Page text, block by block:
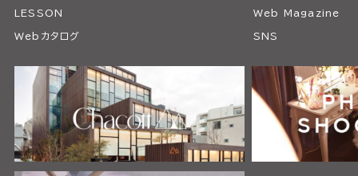
LESSON Web Magazine
Webカタログ SNS